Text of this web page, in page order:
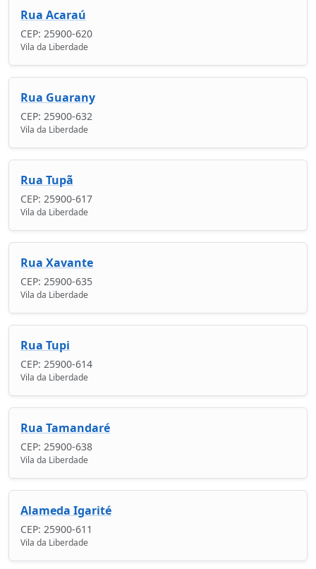
Rua Acaraú
CEP: 25900-620
Vila da Liberdade
Rua Guarany
CEP: 25900-632
Vila da Liberdade
Rua Tupã
CEP: 25900-617
Vila da Liberdade
Rua Xavante
CEP: 25900-635
Vila da Liberdade
Rua Tupi
CEP: 25900-614
Vila da Liberdade
Rua Tamandaré
CEP: 25900-638
Vila da Liberdade
Alameda Igarité
CEP: 25900-611
Vila da Liberdade